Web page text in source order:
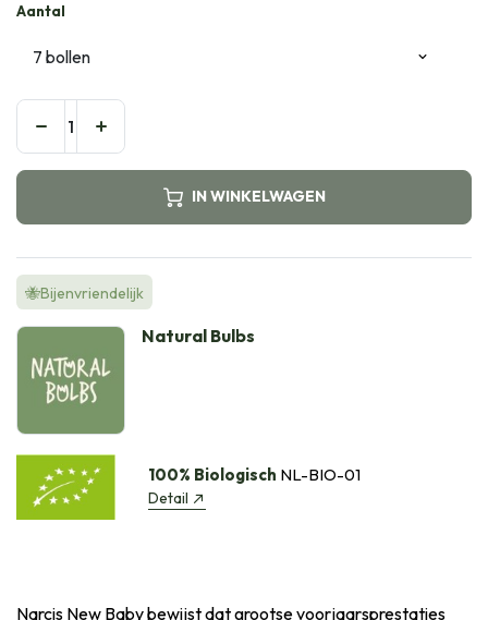
Aantal
IN WINKELWAGEN
🐝Bijenvriendelijk
Natural Bulbs
100% Biologisch NL-BIO-01
Detail
Narcis New Baby bewijst dat grootse voorjaarsprestaties